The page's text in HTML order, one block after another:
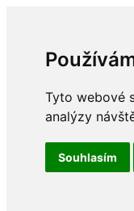
Tyto webové
analýzy
Souhlasím